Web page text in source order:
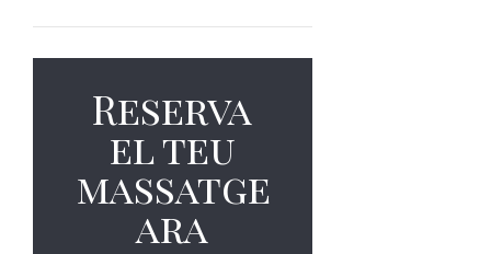
Reserva
el teu
massatge
ara